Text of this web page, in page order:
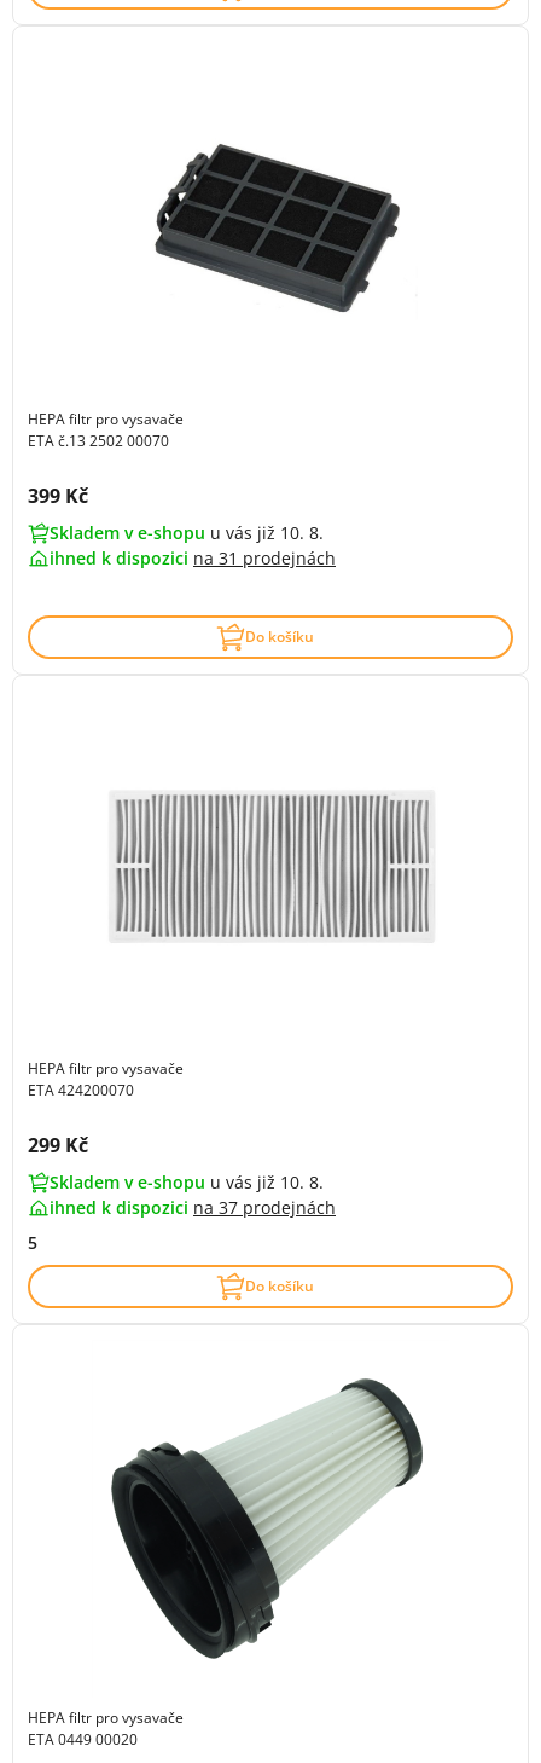
HEPA filtr pro vysavače
ETA č.13 2502 00070
Cena s DPH:
399 Kč
Skladem v e-shopu u vás již 10. 8.
ihned k dispozici na 31 prodejnách
Do košíku
HEPA filtr pro vysavače
ETA 424200070
Cena s DPH:
299 Kč
Skladem v e-shopu u vás již 10. 8.
ihned k dispozici na 37 prodejnách
5
Do košíku
HEPA filtr pro vysavače
ETA 0449 00020